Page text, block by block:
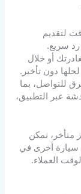
لتقديم
سريع.
أو خلال
دون تأخير.
للتواصل، بما
عبر التطبيق،
تمكن
سيارة أخرى في
العملاء.